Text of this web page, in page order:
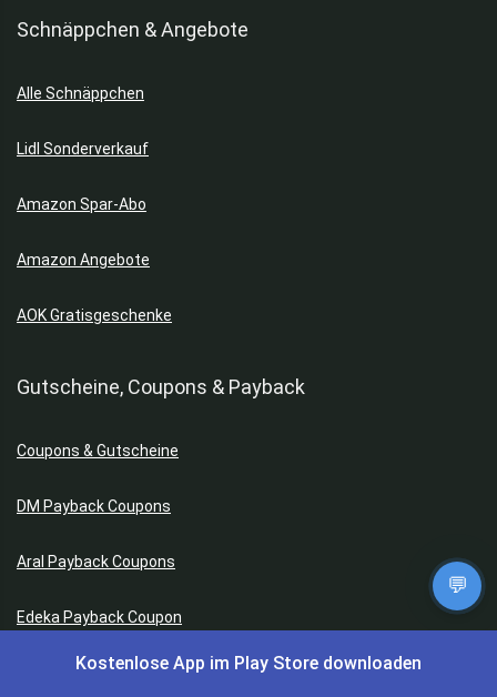
Schnäppchen & Angebote
Alle Schnäppchen
Lidl Sonderverkauf
Amazon Spar-Abo
Amazon Angebote
AOK Gratisgeschenke
Gutscheine, Coupons & Payback
Coupons & Gutscheine
DM Payback Coupons
Aral Payback Coupons
Edeka Payback Coupon
Burger King Gutscheine
💬
Kostenlose App im Play Store downloaden